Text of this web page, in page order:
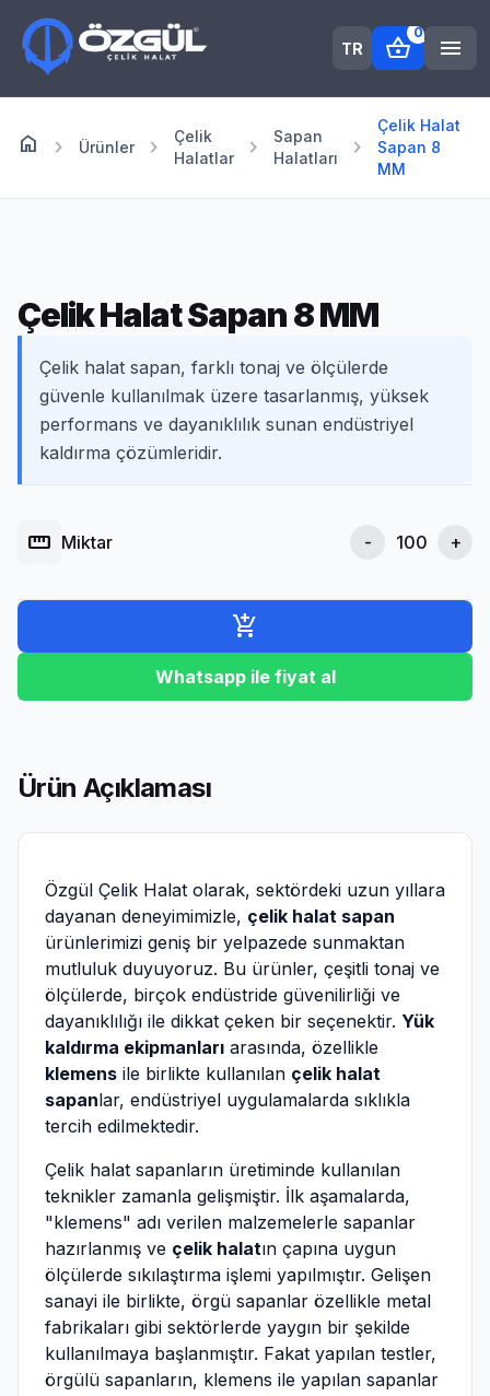
TR shopping_basket
0
menu
home Anasayfa
chevron_right Ürünler chevron_right
Çelik
Halatlar
chevron_right
Sapan
Halatları
chevron_right
Çelik Halat
Sapan 8
MM
Çelik Halat Sapan 8 MM
Çelik halat sapan, farklı tonaj ve ölçülerde
güvenle kullanılmak üzere tasarlanmış, yüksek
performans ve dayanıklılık sunan endüstriyel
kaldırma çözümleridir.
straighten Miktar - +
add_shopping_cart
Whatsapp ile fiyat al
Ürün Açıklaması
Özgül Çelik Halat olarak, sektördeki uzun yıllara
dayanan deneyimimizle, çelik halat sapan
ürünlerimizi geniş bir yelpazede sunmaktan
mutluluk duyuyoruz. Bu ürünler, çeşitli tonaj ve
ölçülerde, birçok endüstride güvenilirliği ve
dayanıklılığı ile dikkat çeken bir seçenektir. Yük
kaldırma ekipmanları arasında, özellikle
klemens ile birlikte kullanılan çelik halat
sapanlar, endüstriyel uygulamalarda sıklıkla
tercih edilmektedir.
Çelik halat sapanların üretiminde kullanılan
teknikler zamanla gelişmiştir. İlk aşamalarda,
"klemens" adı verilen malzemelerle sapanlar
hazırlanmış ve çelik halatın çapına uygun
ölçülerde sıkılaştırma işlemi yapılmıştır. Gelişen
sanayi ile birlikte, örgü sapanlar özellikle metal
fabrikaları gibi sektörlerde yaygın bir şekilde
kullanılmaya başlanmıştır. Fakat yapılan testler,
örgülü sapanların, klemens ile yapılan sapanlar